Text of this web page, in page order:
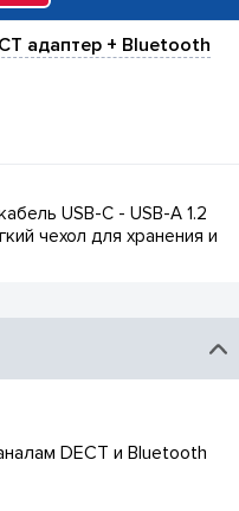
адаптер + Bluetooth
USB-C - USB-A 1.2
чехол для хранения и
DECT и Bluetooth